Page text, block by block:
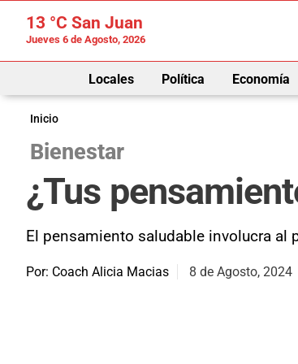
13 °C San Juan
Jueves 6 de Agosto, 2026
Locales Política Economía
Inicio
Bienestar
¿Tus
El pensamiento saludable involucra al
Por: Coach Alicia Macias 8 de Agosto, 2024